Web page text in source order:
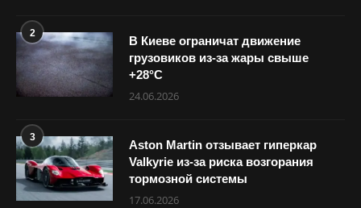
2
В Киеве ограничат движение
грузовиков из-за жары свыше
+28°С
24.06.2026
3
Aston Martin отзывает гиперкар
Valkyrie из-за риска возгорания
тормозной системы
17.06.2026